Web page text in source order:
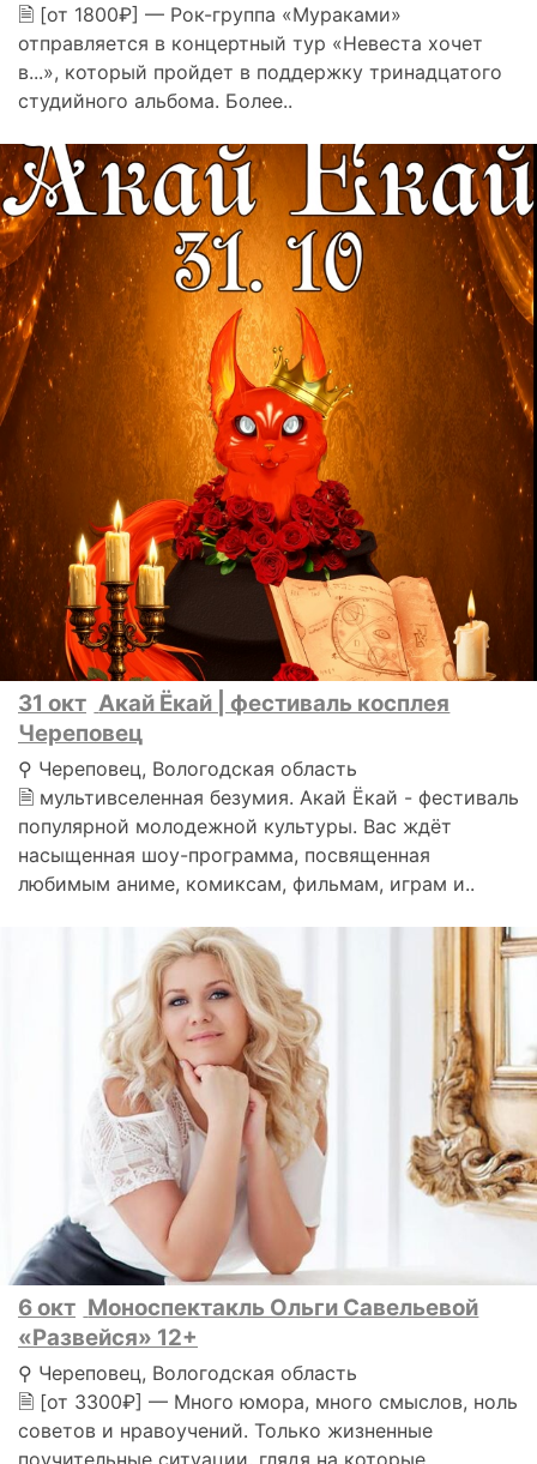
🗎 [от 1800₽] — Рок-группа «Мураками»
отправляется в концертный тур «Невеста хочет
в...», который пройдет в поддержку тринадцатого
студийного альбома. Более..
31 окт Акай Ёкай | фестиваль косплея
Череповец
⚲ Череповец, Вологодская область
🗎 мультивселенная безумия. Акай Ёкай - фестиваль
популярной молодежной культуры. Вас ждёт
насыщенная шоу-программа, посвященная
любимым аниме, комиксам, фильмам, играм и..
6 окт Моноспектакль Ольги Савельевой
«Развейся» 12+
⚲ Череповец, Вологодская область
🗎 [от 3300₽] — Много юмора, много смыслов, ноль
советов и нравоучений. Только жизненные
поучительные ситуации, глядя на которые